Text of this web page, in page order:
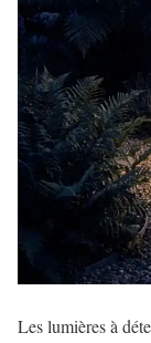
Les lumières à